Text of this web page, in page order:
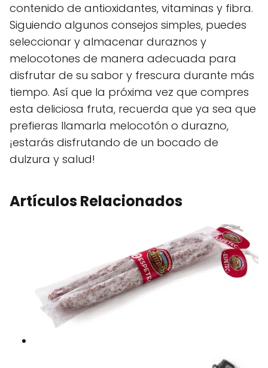
contenido de antioxidantes, vitaminas y fibra.
Siguiendo algunos consejos simples, puedes
seleccionar y almacenar duraznos y
melocotones de manera adecuada para
disfrutar de su sabor y frescura durante más
tiempo. Así que la próxima vez que compres
esta deliciosa fruta, recuerda que ya sea que
prefieras llamarla melocotón o durazno,
¡estarás disfrutando de un bocado de
dulzura y salud!
Artículos Relacionados